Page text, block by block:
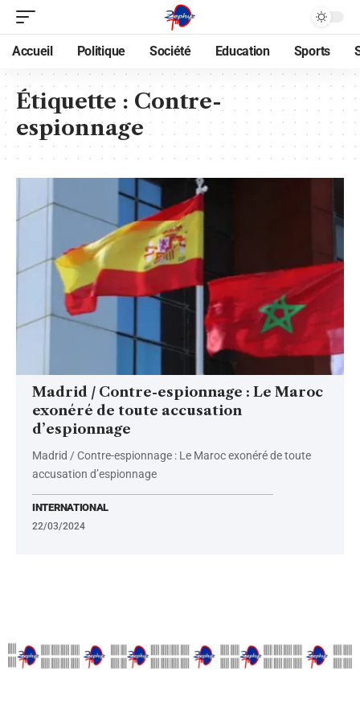
Accueil Politique Société Education Sports
Étiquette : Contre-
espionnage
Madrid / Contre-espionnage : Le Maroc
exonéré de toute accusation
d’espionnage
Madrid / Contre-espionnage : Le Maroc exonéré de toute
accusation d’espionnage
INTERNATIONAL
22/03/2024